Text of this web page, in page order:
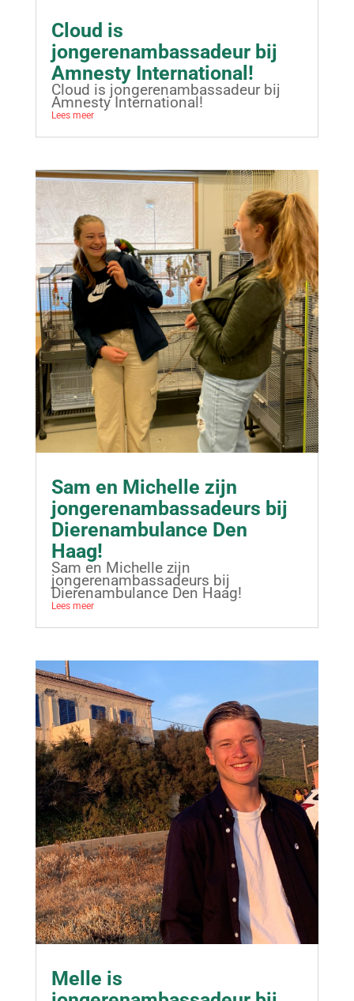
Cloud is
jongerenambassadeur bij
Amnesty International!
Cloud is jongerenambassadeur bij
Amnesty International!
Lees meer
Sam en Michelle zijn
jongerenambassadeurs bij
Dierenambulance Den
Haag!
Sam en Michelle zijn
jongerenambassadeurs bij
Dierenambulance Den Haag!
Lees meer
Melle is